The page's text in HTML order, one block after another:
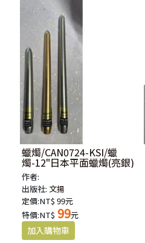
蠟燭/CAN0724-KSI/蠟
燭-12"日本平面蠟燭(亮銀)
作者:
出版社: 文揚
定價:NT$ 99元
特價:NT$ 99元